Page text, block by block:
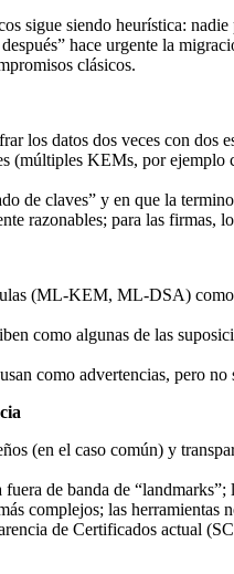
sigue siendo heurística:
hace urgente la
clásicos.
los datos dos veces con dos
(múltiples KEMs, por
de claves” y en que la
razonables; para las firmas,
(ML-KEM, ML-DSA)
como algunas de las
como advertencias, pero
(en el caso común) y
de banda de
complejos; las herramientas
de Certificados actual